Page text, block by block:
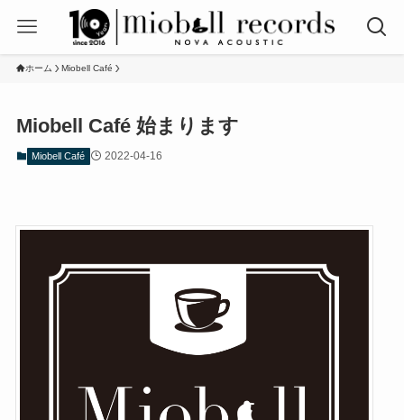
ホーム Miobell Café
Miobell Café 始まります
Miobell Café 2022-04-16